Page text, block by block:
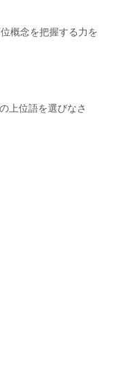
概念を把握する力を
上位語を選びなさ